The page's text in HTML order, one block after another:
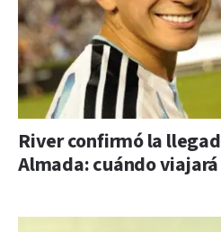
River confirmó la
Almada: cuándo